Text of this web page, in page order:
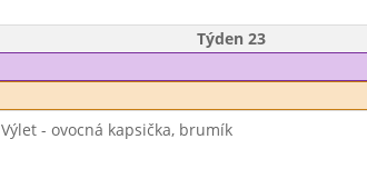
Týden 23
Výlet - ovocná kapsička, brumík